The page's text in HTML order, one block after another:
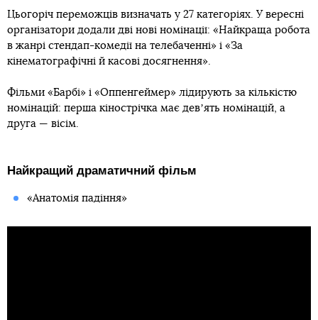
Цьогоріч переможців визначать у 27 категоріях. У вересні
організатори додали дві нові номінації: «Найкраща робота
в жанрі стендап-комедії на телебаченні» і «За
кінематографічні й касові досягнення».
Фільми «Барбі» і «Оппенгеймер» лідирують за кількістю
номінацій: перша кінострічка має девʼять номінацій, а
друга — вісім.
Найкращий драматичний фільм
«Анатомія падіння»